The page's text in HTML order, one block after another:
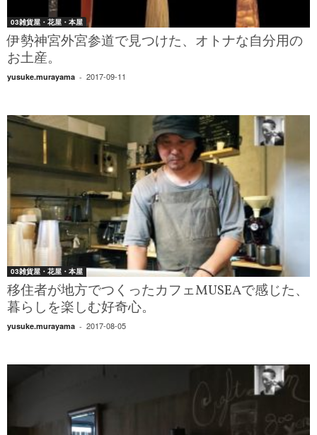
03雑貨屋・花屋・本屋
伊勢神宮外宮参道で見つけた、オトナな自分用の
お土産。
yusuke.murayama - 2017-09-11
03雑貨屋・花屋・本屋
移住者が地方でつくったカフェMUSEAで感じた、
暮らしを楽しむ好奇心。
yusuke.murayama - 2017-08-05